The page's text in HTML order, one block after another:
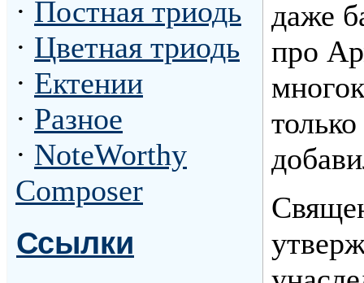
· Постная триодь
· Цветная триодь
· Ектении
· Разное
· NoteWorthy
Composer
Ссылки
даже
про